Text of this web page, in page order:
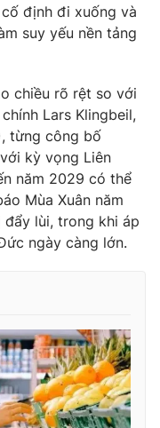
Nam
tử số 483/GP-BTTTT
Phạm Quốc Thắng,
355 932
định đi xuống và
suy yếu nền tảng
chiều rõ rệt so với
Lars Klingbeil,
từng công bố
kỳ vọng Liên
năm 2029 có thể
Mùa Xuân năm
lùi, trong khi áp
ngày càng lớn.